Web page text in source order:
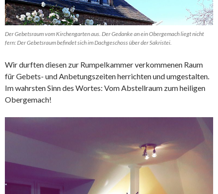
Der Gebetsraum vom Kirchengarten aus. Der Gedanke an ein Obergemach liegt nicht
fern: Der Gebetsraum befindet sich im Dachgeschoss über der Sakristei.
Wir durften diesen zur Rumpelkammer verkommenen Raum
für Gebets- und Anbetungszeiten herrichten und umgestalten.
Im wahrsten Sinn des Wortes: Vom Abstellraum zum heiligen
Obergemach!